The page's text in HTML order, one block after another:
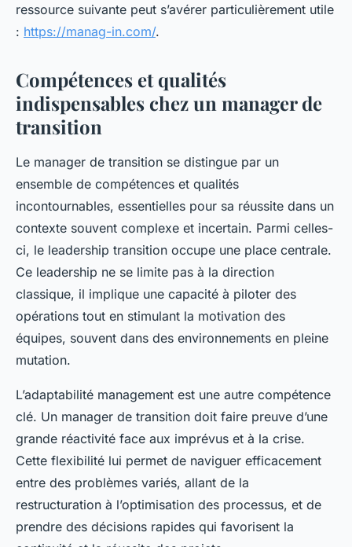
ressource suivante peut s’avérer particulièrement utile
: https://manag-in.com/.
Compétences et qualités
indispensables chez un manager de
transition
Le manager de transition se distingue par un
ensemble de compétences et qualités
incontournables, essentielles pour sa réussite dans un
contexte souvent complexe et incertain. Parmi celles-
ci, le leadership transition occupe une place centrale.
Ce leadership ne se limite pas à la direction
classique, il implique une capacité à piloter des
opérations tout en stimulant la motivation des
équipes, souvent dans des environnements en pleine
mutation.
L’adaptabilité management est une autre compétence
clé. Un manager de transition doit faire preuve d’une
grande réactivité face aux imprévus et à la crise.
Cette flexibilité lui permet de naviguer efficacement
entre des problèmes variés, allant de la
restructuration à l’optimisation des processus, et de
prendre des décisions rapides qui favorisent la